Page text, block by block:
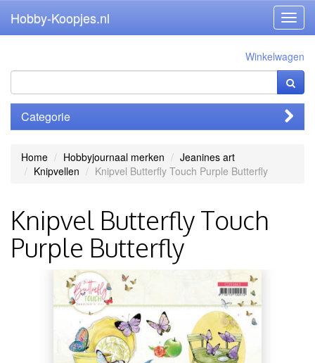
Hobby-Koopjes.nl
Winkelwagen
Categorie
Home Hobbyjournaal merken
Jeanines art
Knipvellen
Knipvel Butterfly Touch Purple Butterfly
Knipvel Butterfly Touch
Purple Butterfly